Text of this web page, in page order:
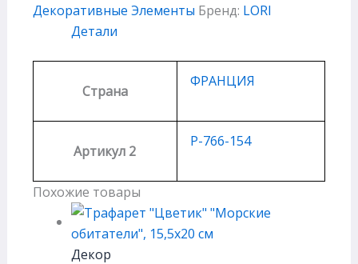
Декоративные Элементы Бренд: LORI
Детали
Страна
ФРАНЦИЯ
Артикул 2
P-766-154
Похожие товары
Декор